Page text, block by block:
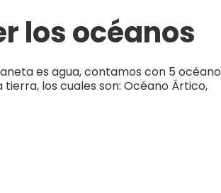
los océanos
es agua, contamos con 5
los cuales son: Océano Ártico,